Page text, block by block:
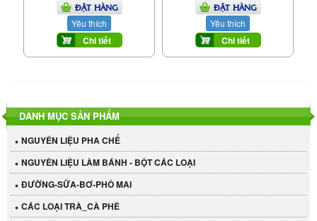
ĐẶT HÀNG
Yêu thích
Chi tiết
ĐẶT HÀNG
Yêu thích
Chi tiết
DANH MỤC SẢN PHẨM
NGUYÊN LIỆU PHA CHẾ
NGUYÊN LIỆU LÀM BÁNH - BỘT CÁC LOẠI
ĐƯỜNG-SỮA-BƠ-PHÔ MAI
CÁC LOẠI TRÀ_CÀ PHÊ